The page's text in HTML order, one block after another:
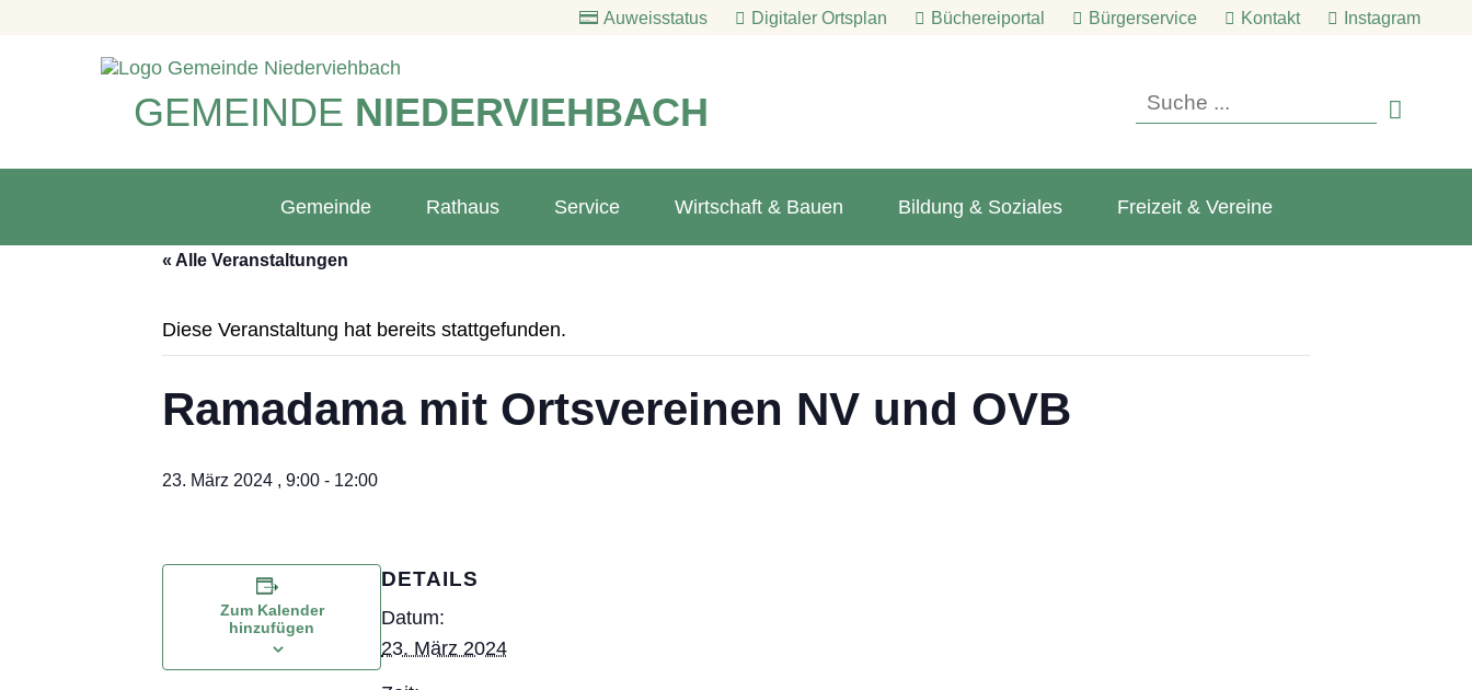
Auweisstatus Digitaler Ortsplan Büchereiportal Bürgerservice Kontakt Instagram

GEMEINDE NIEDERVIEHBACH
Gemeinde Rathaus Service Wirtschaft & Bauen Bildung & Soziales Freizeit & Vereine
« Alle Veranstaltungen
Diese Veranstaltung hat bereits stattgefunden.
Ramadama mit Ortsvereinen NV und OVB
23. März 2024 , 9:00 - 12:00
Zum Kalender
hinzufügen
DETAILS
Datum:
23. März 2024